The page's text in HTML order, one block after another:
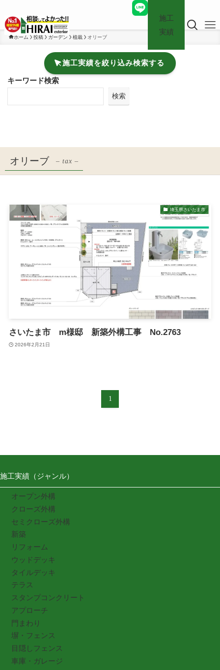
施工
実績
ホーム 投稿 ガーデン 植栽 オリーブ
施工実績を絞り込み検索する
キーワード検索
検索
オリーブ – tax –
埼玉県さいたま市
さいたま市 m様邸 新築外構工事 No.2763
2026年2月21日
1
施工実績（ジャンル）
オープン外構
クローズ外構
セミクローズ外構
新築
リフォーム
ウッドデッキ
タイルデッキ
テラス
スタンプコンクリート
アプローチ
門まわり
塀・フェンス
目隠しフェンス
車庫・ガレージ